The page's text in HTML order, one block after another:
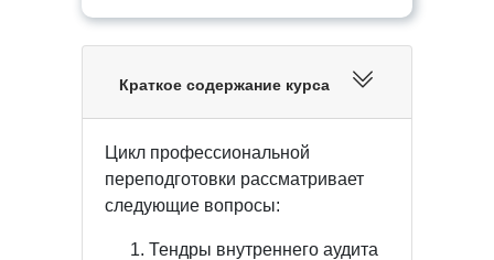
Краткое содержание курса
Цикл профессиональной
переподготовки рассматривает
следующие вопросы:
Тендры внутреннего аудита